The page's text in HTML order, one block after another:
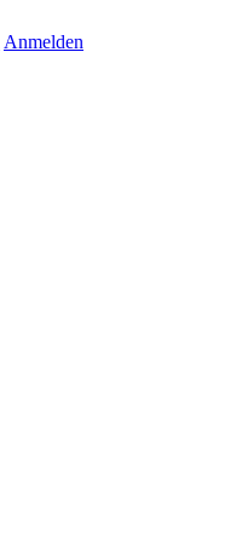
Anmelden